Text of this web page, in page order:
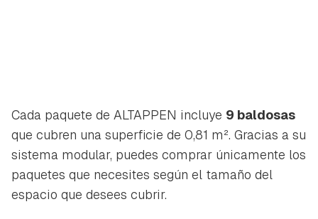
Cada paquete de ALTAPPEN incluye 9 baldosas
que cubren una superficie de 0,81 m². Gracias a su
sistema modular, puedes comprar únicamente los
paquetes que necesites según el tamaño del
espacio que desees cubrir.